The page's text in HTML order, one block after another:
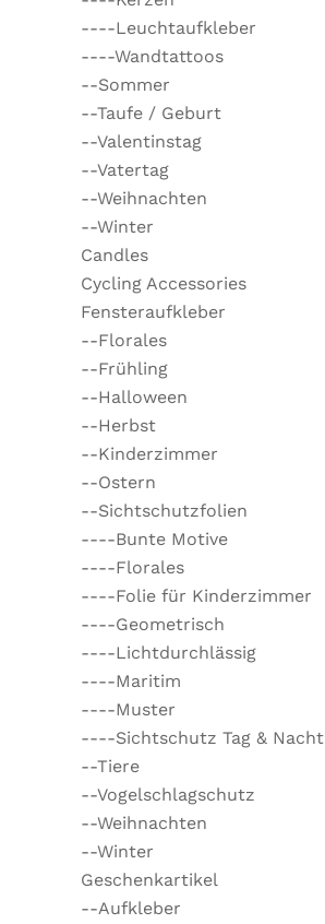
----Leuchtaufkleber
----Wandtattoos
--Sommer
--Taufe / Geburt
--Valentinstag
--Vatertag
--Weihnachten
--Winter
Candles
Cycling Accessories
Fensteraufkleber
--Florales
--Frühling
--Halloween
--Herbst
--Kinderzimmer
--Ostern
--Sichtschutzfolien
----Bunte Motive
----Florales
----Folie für Kinderzimmer
----Geometrisch
----Lichtdurchlässig
----Maritim
----Muster
----Sichtschutz Tag & Nacht
--Tiere
--Vogelschlagschutz
--Weihnachten
--Winter
Geschenkartikel
--Aufkleber